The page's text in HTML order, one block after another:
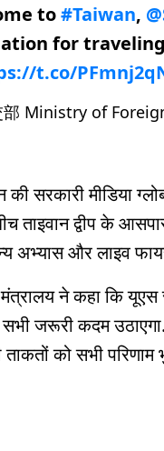
to#Taiwan,
for
t.co/
Ministry of
की सरकारी मीडिया
ताइवान द्वीप के
अभ्यास और लाइव
मंत्रालय ने कहा कि
सभी जरूरी कदम
ताकतों को सभी परिणाम